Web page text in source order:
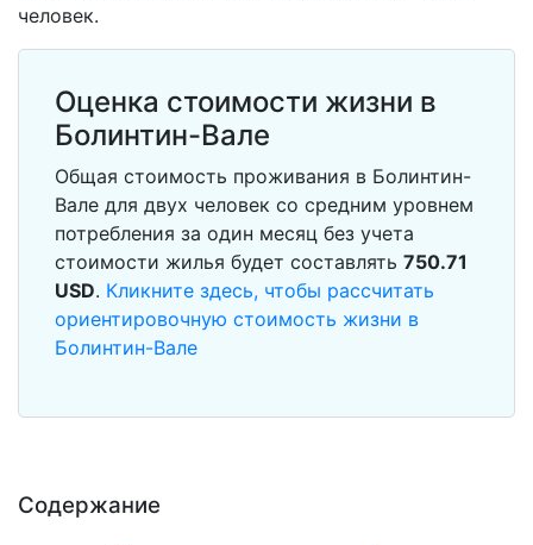
Содержание
человек.
Оценка стоимости жизни в
Болинтин-Вале
Общая стоимость проживания в Болинтин-
Вале для двух человек со средним уровнем
потребления за один месяц без учета
стоимости жилья будет составлять 750.71
USD. Кликните здесь, чтобы рассчитать
ориентировочную стоимость жизни в
Болинтин-Вале